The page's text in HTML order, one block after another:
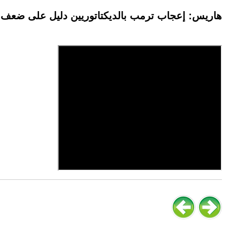
هاريس: إعجاب ترمب بالديكتاتوريين دليل على